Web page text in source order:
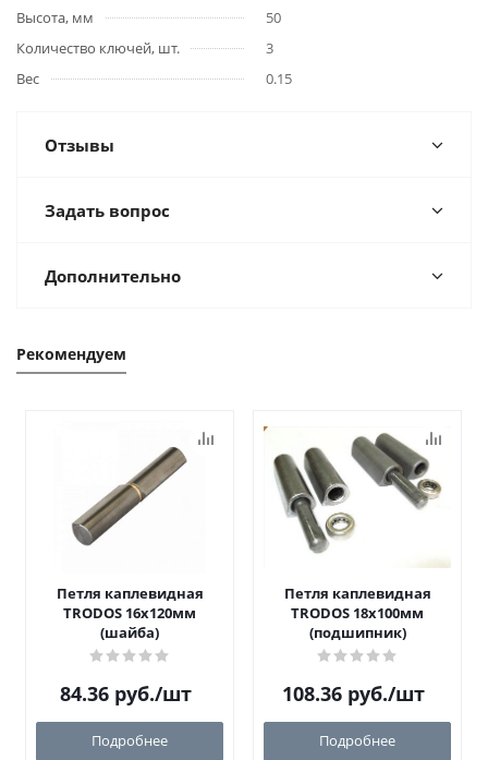
Высота, мм
50
Количество ключей, шт.
3
Вес
0.15
Отзывы
Задать вопрос
Дополнительно
Рекомендуем
Петля каплевидная
TRODOS 16х120мм
(шайба)
84.36 руб./шт
Подробнее
Петля каплевидная
TRODOS 18х100мм
(подшипник)
108.36 руб./шт
Подробнее